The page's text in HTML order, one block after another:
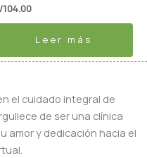
104.00
Leer más
el cuidado integral de
de ser una clínica
amor y dedicación hacia el